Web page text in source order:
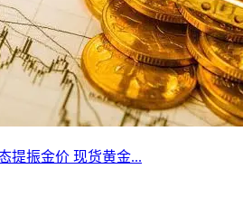
提振金价 现货黄金...